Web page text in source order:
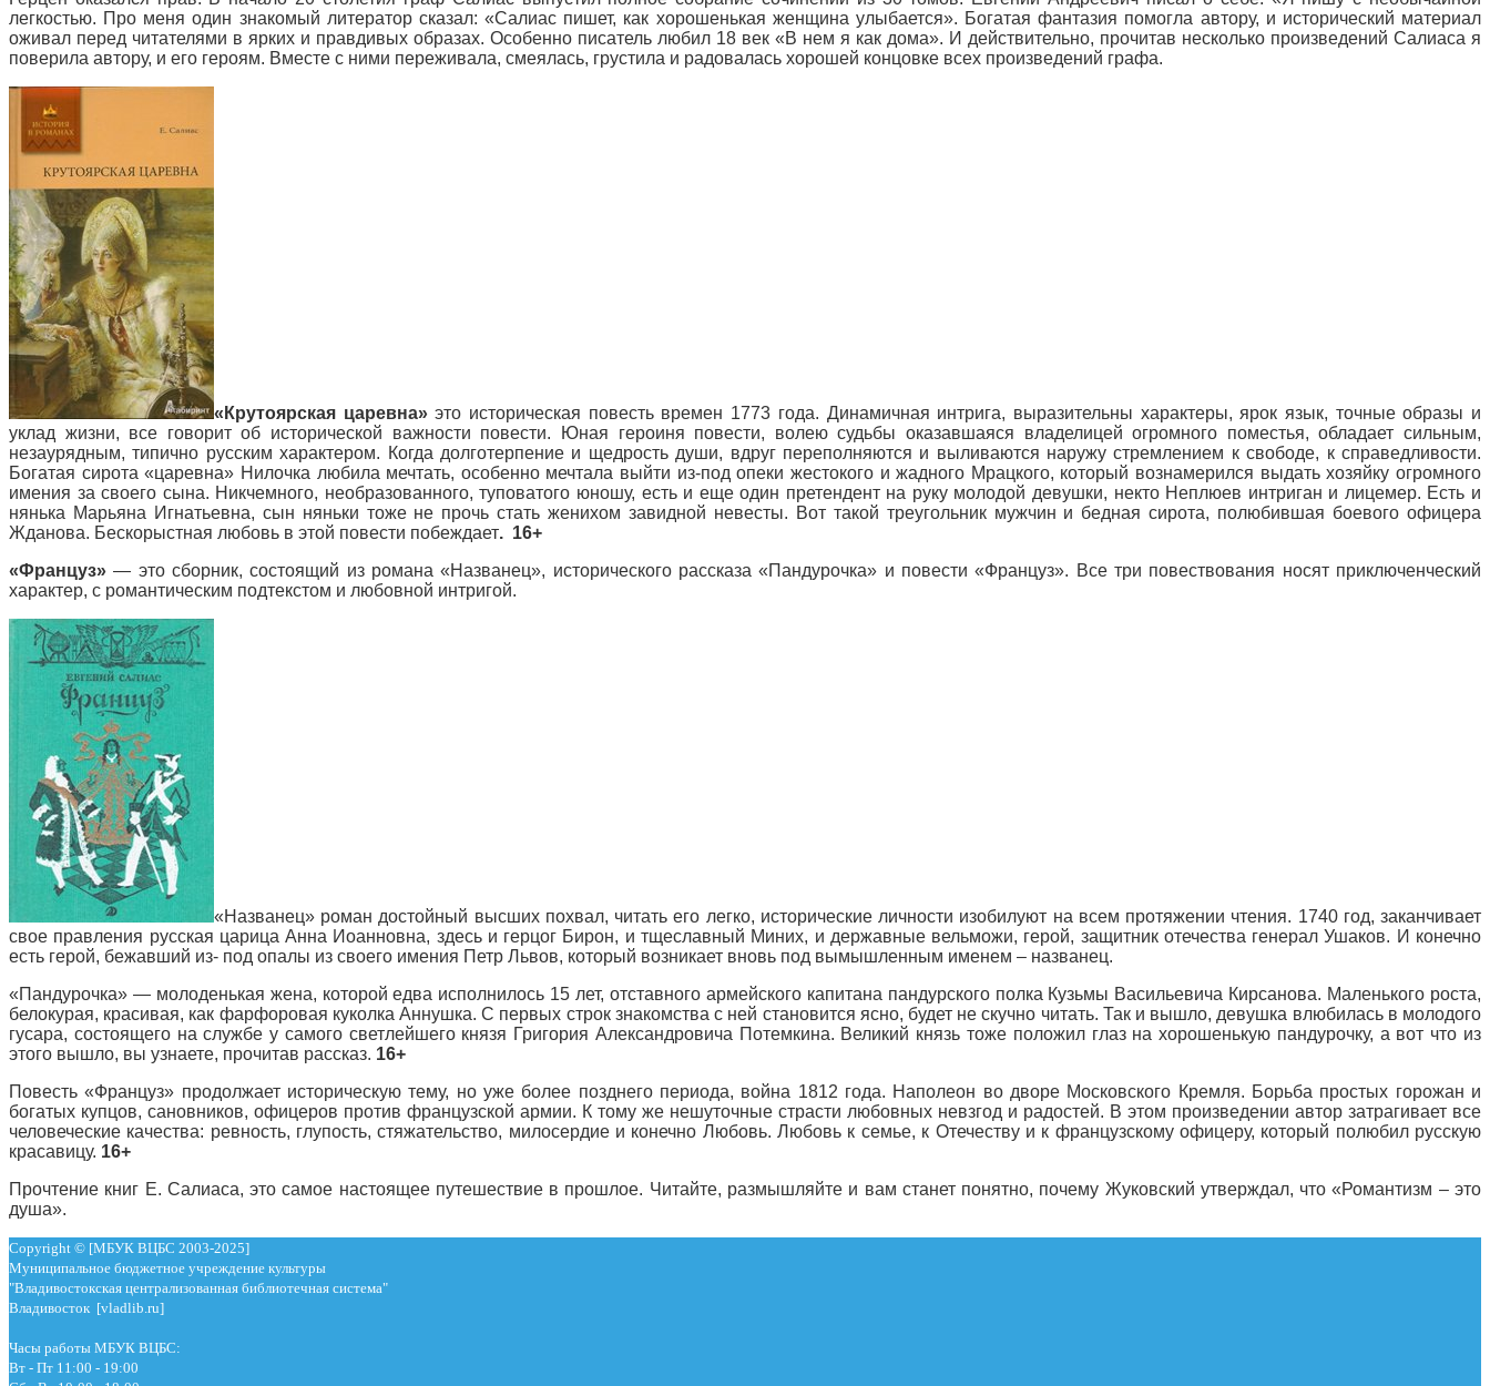
легкостью. Про меня один знакомый литератор сказал: «Салиас пишет, как хорошенькая женщина улыбается». Богатая фантазия помогла автору, и исторический материал
оживал перед читателями в ярких и правдивых образах. Особенно писатель любил 18 век «В нем я как дома». И действительно, прочитав несколько произведений Салиаса я
поверила автору, и его героям. Вместе с ними переживала, смеялась, грустила и радовалась хорошей концовке всех произведений графа.
«Крутоярская царевна»это историческая повесть времен 1773 года. Динамичная интрига, выразительны характеры, ярок язык, точные образы и
уклад жизни, все говорит об исторической важности повести.
Юная героиня повести, волею судьбы оказавшаяся владелицей огромного поместья, обладает сильным,
незаурядным, типично русским характером. Когда долготерпение и щедрость души, вдруг переполняются и выливаются наружу стремлением к свободе, к справедливости.
Богатая сирота «царевна» Нилочка любила мечтать, особенно мечтала выйти из-под опеки жестокого и жадного Мрацкого, который вознамерился выдать хозяйку огромного
имения за своего сына. Никчемного, необразованного, туповатого юношу, есть и еще один претендент на руку молодой девушки, некто Неплюев интриган и лицемер. Есть и
нянька Марьяна Игнатьевна, сын няньки тоже не прочь стать женихом завидной невесты. Вот такой треугольник мужчин и бедная сирота, полюбившая боевого офицера
Жданова. Бескорыстная любовь в этой повести побеждает. 16+
«Француз» — это сборник, состоящий из романа «Названец», исторического рассказа «Пандурочка» и повести «Француз». Все три повествования носят приключенческий
характер, с романтическим подтекстом и любовной интригой.
«Названец» роман достойный высших похвал, читать его легко, исторические личности изобилуют на всем протяжении чтения. 1740 год, заканчивает
свое правления русская царица Анна Иоанновна, здесь и герцог Бирон, и тщеславный Миних, и державные вельможи, герой, защитник отечества генерал Ушаков. И конечно
есть герой, бежавший из- под опалы из своего имения Петр Львов, который возникает вновь под вымышленным именем – названец.
«Пандурочка» — молоденькая жена, которой едва исполнилось 15 лет, отставного армейского капитана пандурского полка Кузьмы Васильевича Кирсанова. Маленького роста,
белокурая, красивая, как фарфоровая куколка Аннушка. С первых строк знакомства с ней становится ясно, будет не скучно читать. Так и вышло, девушка влюбилась в молодого
гусара, состоящего на службе у самого светлейшего князя Григория Александровича Потемкина. Великий князь тоже положил глаз на хорошенькую пандурочку, а вот что из
этого вышло, вы узнаете, прочитав рассказ. 16+
Повесть «Француз» продолжает историческую тему, но уже более позднего периода, война 1812 года. Наполеон во дворе Московского Кремля. Борьба простых горожан и
богатых купцов, сановников, офицеров против французской армии. К тому же нешуточные страсти любовных невзгод и радостей. В этом произведении автор затрагивает все
человеческие качества: ревность, глупость, стяжательство, милосердие и конечно Любовь. Любовь к семье, к Отечеству и к французскому офицеру, который полюбил русскую
красавицу. 16+
Прочтение книг Е. Салиаса, это самое настоящее путешествие в прошлое. Читайте, размышляйте и вам станет понятно, почему Жуковский утверждал, что «Романтизм – это
душа».
Copyright © [МБУК ВЦБС 2003-2025]
Муниципальное бюджетное учреждение культуры
"Владивостокская централизованная библиотечная система"
Владивосток [vladlib.ru]
Часы работы МБУК ВЦБС:
Вт - Пт 11:00 - 19:00